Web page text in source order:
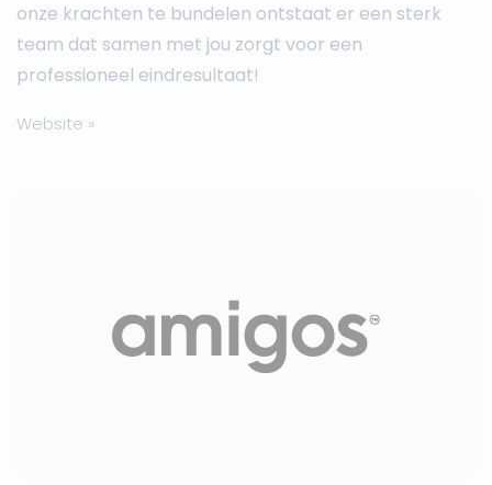
onze krachten te bundelen ontstaat er een sterk
team dat samen met jou zorgt voor een
professioneel eindresultaat!
Website »